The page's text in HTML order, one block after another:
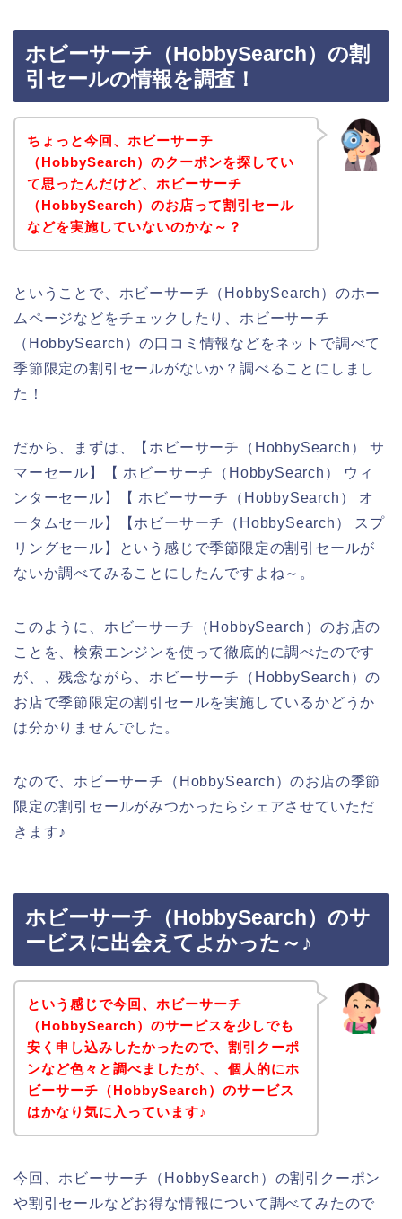
ホビーサーチ（HobbySearch）の割
引セールの情報を調査！
ちょっと今回、ホビーサーチ
（HobbySearch）のクーポンを探してい
て思ったんだけど、ホビーサーチ
（HobbySearch）のお店って割引セール
などを実施していないのかな～？
ということで、ホビーサーチ（HobbySearch）のホー
ムページなどをチェックしたり、ホビーサーチ
（HobbySearch）の口コミ情報などをネットで調べて
季節限定の割引セールがないか？調べることにしまし
た！
だから、まずは、【ホビーサーチ（HobbySearch） サ
マーセール】【 ホビーサーチ（HobbySearch） ウィ
ンターセール】【 ホビーサーチ（HobbySearch） オ
ータムセール】【ホビーサーチ（HobbySearch） スプ
リングセール】という感じで季節限定の割引セールが
ないか調べてみることにしたんですよね～。
このように、ホビーサーチ（HobbySearch）のお店の
ことを、検索エンジンを使って徹底的に調べたのです
が、、残念ながら、ホビーサーチ（HobbySearch）の
お店で季節限定の割引セールを実施しているかどうか
は分かりませんでした。
なので、ホビーサーチ（HobbySearch）のお店の季節
限定の割引セールがみつかったらシェアさせていただ
きます♪
ホビーサーチ（HobbySearch）のサ
ービスに出会えてよかった～♪
という感じで今回、ホビーサーチ
（HobbySearch）のサービスを少しでも
安く申し込みしたかったので、割引クーポ
ンなど色々と調べましたが、、個人的にホ
ビーサーチ（HobbySearch）のサービス
はかなり気に入っています♪
今回、ホビーサーチ（HobbySearch）の割引クーポン
や割引セールなどお得な情報について調べてみたので